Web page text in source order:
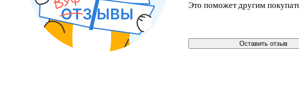
Это поможет другим
Оставить отзыв